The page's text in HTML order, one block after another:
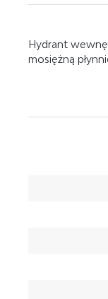
Hydrant
mosiężną